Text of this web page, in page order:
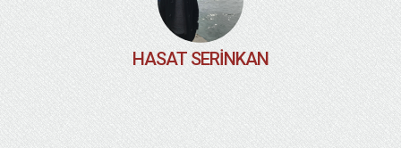
HASAT SERINKAN